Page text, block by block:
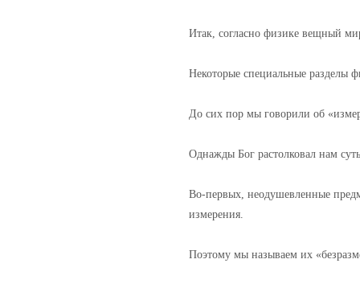
Итак, согласно физике вещный
Некоторые специальные разделы
До сих пор мы говорили об
Однажды Бог растолковал нам
Во-первых, неодушевленные
измерения.
Поэтому мы называем их